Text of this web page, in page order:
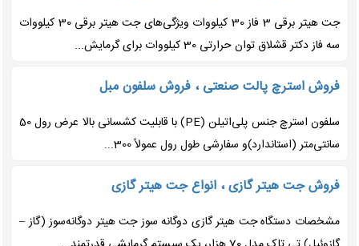
جت هیتر برقی 3 فاز 30 کیلووات ویژگی‌های جت هیتر برقی 30 کیلووات
سه فاز دکتر قشلاق توان حرارتی 30 کیلووات برای گرمایش...
فروش استرچ پالت صنعتی ، فروش سلفون مبل
سلفون استرچ جنس پلی‌اتیلن (PE) با قابلیت کشسانی بالا عرض رول 50
سانتی‌متر (استاندارد)و سفارشی طول رول عمولاً 300...
فروش جت هیتر گازی ، انواع جت هیتر گازی
مشخصات دستگاه جت هیتر گازی دوگانه سوز جت هیتر دوگانه‌سوز (گاز –